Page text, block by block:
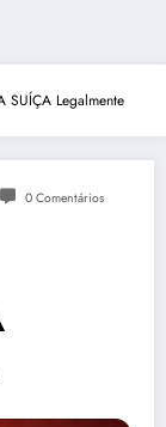
SUÍÇA Legalmente
0 Comentários